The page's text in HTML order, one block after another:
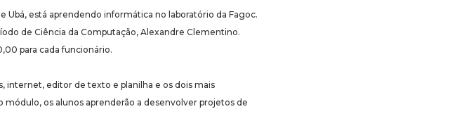
está aprendendo informática no laboratório da Fagoc.
de Ciência da Computação, Alexandre Clementino.
para cada funcionário.
internet, editor de texto e planilha e os dois mais
os alunos aprenderão a desenvolver projetos de